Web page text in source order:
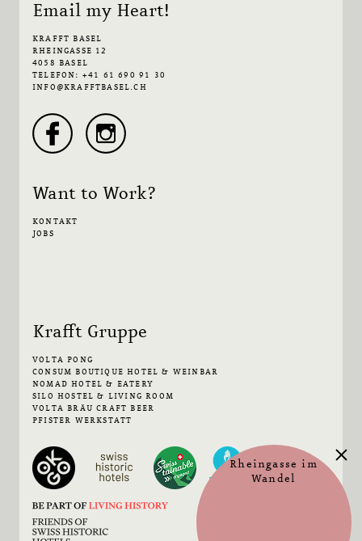
Rheingasse im
Wandel
Email my Heart!
KRAFFT BASEL
RHEINGASSE 12
4058 BASEL
TELEFON: +41 61 690 91 30
INFO@KRAFFTBASEL.CH
Want to Work?
KONTAKT
JOBS
Krafft Gruppe
VOLTA PONG
CONSUM BOUTIQUE HOTEL & WEINBAR
NOMAD HOTEL & EATERY
SILO HOSTEL & LIVING ROOM
VOLTA BRÄU CRAFT BEER
PFISTER WERKSTATT